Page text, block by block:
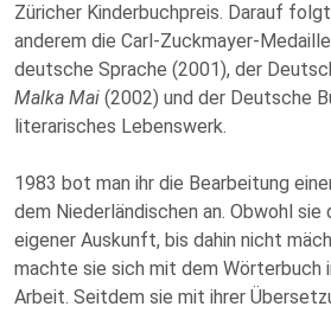
Züricher Kinderbuchpreis. Darauf
anderem die Carl-Zuckmayer-
deutsche Sprache (2001), der
Malka Mai (2002) und der Deutsche
literarisches Lebenswerk.
1983 bot man ihr die Bearbeitung
dem Niederländischen an. Obwohl sie
eigener Auskunft, bis dahin nicht
machte sie sich mit dem Wörterbuch
Arbeit. Seitdem sie mit ihrer